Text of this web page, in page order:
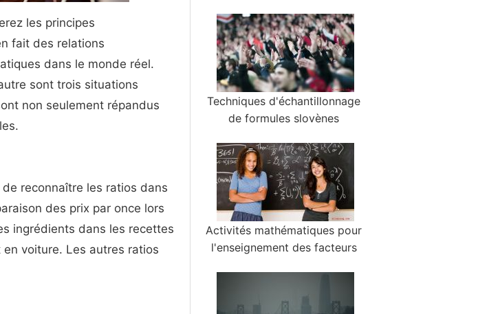
les principes
fait des relations
dans le monde réel.
sont trois situations
non seulement répandus
reconnaître les ratios dans
des prix par once lors
ingrédients dans les recettes
voiture. Les autres ratios
Techniques d'échantillonnage
de formules slovènes
Activités mathématiques pour
l'enseignement des facteurs